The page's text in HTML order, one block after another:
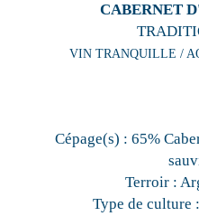
CABERNET
VIN TRANQUILLE /
Cépage(s) : 65%
Terroir :
Type de culture :